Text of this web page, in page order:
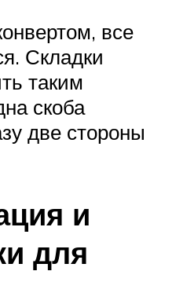
все
Складки
таким
скоба
две стороны
и
для